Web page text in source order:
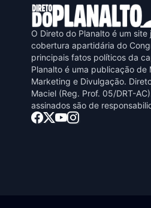
O Direto do Planalto é um
cobertura apartidária do
principais fatos políticos da
Planalto é uma publicaçāo de
Marketing e Divulgaçāo.
Maciel (Reg. Prof. 05/DRT-
assinados sāo de